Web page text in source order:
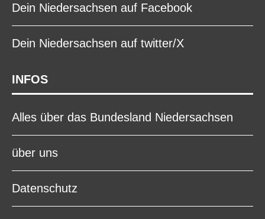
Dein Niedersachsen auf Facebook
Dein Niedersachsen auf twitter/X
INFOS
Alles über das Bundesland Niedersachsen
über uns
Datenschutz